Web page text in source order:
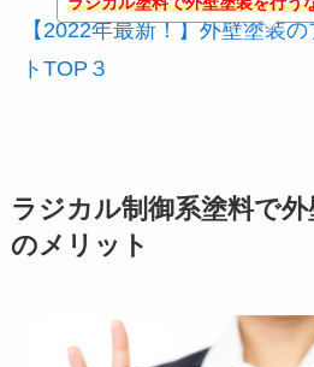
【2022年最新！】外壁塗装
トTOP３
ラジカル制御系塗料で
のメリット